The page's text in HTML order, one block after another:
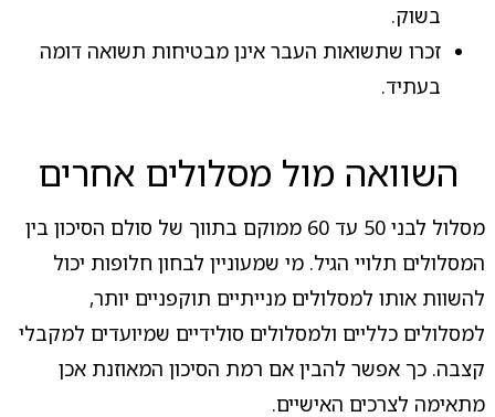
בשוק.
זכרו שתשואות העבר אינן מבטיחות תשואה דומה
בעתיד.
השוואה מול מסלולים אחרים
מסלול לבני 50 עד 60 ממוקם בתווך של סולם הסיכון בין
המסלולים תלויי הגיל. מי שמעוניין לבחון חלופות יכול
להשוות אותו למסלולים מנייתיים תוקפניים יותר,
למסלולים כלליים ולמסלולים סולידיים שמיועדים למקבלי
קצבה. כך אפשר להבין אם רמת הסיכון המאוזנת אכן
מתאימה לצרכים האישיים.